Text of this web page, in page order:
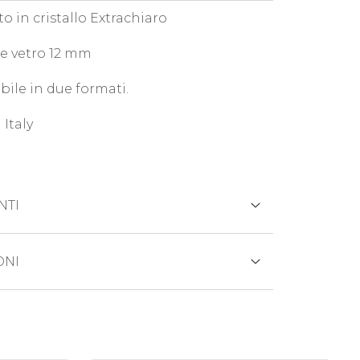
in cristallo Extrachiaro
vetro 12 mm
in due formati.
Italy